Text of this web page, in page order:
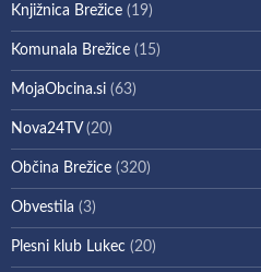
Knjižnica Brežice (19)
Komunala Brežice (15)
MojaObcina.si (63)
Nova24TV(20)
Občina Brežice (320)
Obvestila (3)
Plesni klub Lukec (20)